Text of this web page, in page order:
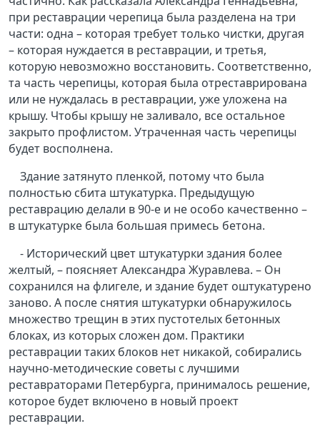
при реставрации черепица была разделена на три
части: одна – которая требует только чистки, другая
– которая нуждается в реставрации, и третья,
которую невозможно восстановить. Соответственно,
та часть черепицы, которая была отреставрирована
или не нуждалась в реставрации, уже уложена на
крышу. Чтобы крышу не заливало, все остальное
закрыто профлистом. Утраченная часть черепицы
будет восполнена.
Здание затянуто пленкой, потому что была
полностью сбита штукатурка. Предыдущую
реставрацию делали в 90-е и не особо качественно –
в штукатурке была большая примесь бетона.
- Исторический цвет штукатурки здания более
желтый, – поясняет Александра Журавлева. – Он
сохранился на флигеле, и здание будет оштукатурено
заново. А после снятия штукатурки обнаружилось
множество трещин в этих пустотелых бетонных
блоках, из которых сложен дом. Практики
реставрации таких блоков нет никакой, собирались
научно-методические советы с лучшими
реставраторами Петербурга, принималось решение,
которое будет включено в новый проект
реставрации.